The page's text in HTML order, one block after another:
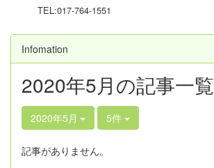
TEL:017-764-1551
Infomation
2020年5月の記事一覧
2020年5月 5件
記事がありません。